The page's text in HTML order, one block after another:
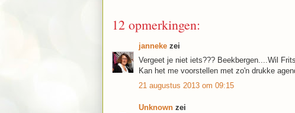
12 opmerkingen:
janneke zei
Vergeet je niet iets??? Beekbergen....Wil
Kan het me voorstellen met zo'n drukke
21 augustus 2013 om 09:15
Unknown zei